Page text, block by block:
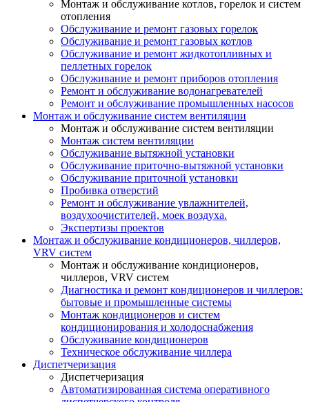
Монтаж и обслуживание котлов, горелок и систем
отопления
Обслуживание и ремонт газовых горелок
Обслуживание и ремонт газовых котлов
Обслуживание и ремонт жидкотопливных и
пеллетных горелок
Обслуживание и ремонт приборов отопления
Ремонт и обслуживание водонагревателей
Ремонт и обслуживание промышленных насосов
Монтаж и обслуживание систем вентиляции
Монтаж и обслуживание систем вентиляции
Монтаж систем вентиляции
Обслуживание вытяжной установки
Обслуживание приточно-вытяжной установки
Обслуживание приточной установки
Пробивка отверстий
Ремонт и обслуживание увлажнителей,
воздухоочистителей, моек воздуха.
Экспертизы проектов
Монтаж и обслуживание кондиционеров, чиллеров,
VRV систем
Монтаж и обслуживание кондиционеров,
чиллеров, VRV систем
Диагностика и ремонт кондиционеров и чиллеров:
бытовые и промышленные системы
Монтаж кондиционеров и систем
кондиционирования и холодоснабжения
Обслуживание кондиционеров
Техническое обслуживание чиллера
Диспетчеризация
Диспетчеризация
Автоматизированная система оперативного